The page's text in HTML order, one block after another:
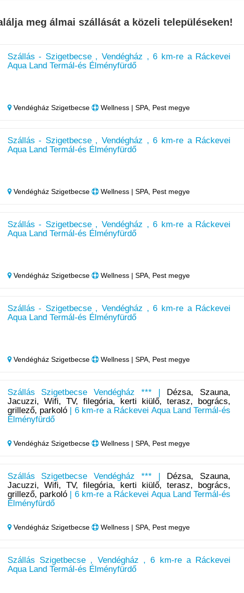
meg álmai szállását a közeli településeken!
Szállás - Szigetbecse , Vendégház , 6 km-re a Ráckevei
Aqua Land Termál-és Élményfürdő
Vendégház Szigetbecse Wellness | SPA, Pest megye
Szállás - Szigetbecse , Vendégház , 6 km-re a Ráckevei
Aqua Land Termál-és Élményfürdő
Vendégház Szigetbecse Wellness | SPA, Pest megye
Szállás - Szigetbecse , Vendégház , 6 km-re a Ráckevei
Aqua Land Termál-és Élményfürdő
Vendégház Szigetbecse Wellness | SPA, Pest megye
Szállás - Szigetbecse , Vendégház , 6 km-re a Ráckevei
Aqua Land Termál-és Élményfürdő
Vendégház Szigetbecse Wellness | SPA, Pest megye
Szállás Szigetbecse Vendégház *** |
Dézsa, Szauna,
Jacuzzi, Wifi, TV, filegória, kerti kiülő, terasz, bogrács,
grillező, parkoló| 6 km-re a Ráckevei Aqua Land Termál-és
Élményfürdő
Vendégház Szigetbecse Wellness | SPA, Pest megye
Szállás Szigetbecse Vendégház *** |
Dézsa, Szauna,
Jacuzzi, Wifi, TV, filegória, kerti kiülő, terasz, bogrács,
grillező, parkoló| 6 km-re a Ráckevei Aqua Land Termál-és
Élményfürdő
Vendégház Szigetbecse Wellness | SPA, Pest megye
Szállás Szigetbecse , Vendégház , 6 km-re a Ráckevei
Aqua Land Termál-és Élményfürdő